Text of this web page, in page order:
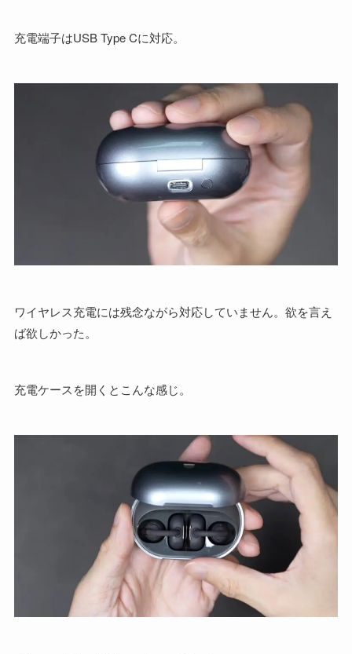
充電端子はUSB Type Cに対応。
ワイヤレス充電には残念ながら対応していません。欲を言え
ば欲しかった。
充電ケースを開くとこんな感じ。